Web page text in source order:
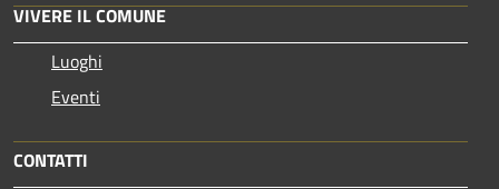
VIVERE IL COMUNE
Luoghi
Eventi
CONTATTI